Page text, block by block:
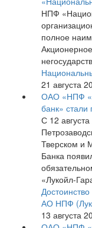
НПФ
полное
21 августа
ОАО «НПФ
банк»
С 12
Тверском и
Банка
«Лукойл-
АО НПФ
13 августа